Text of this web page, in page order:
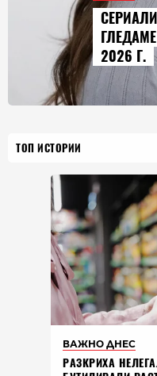
AUDI
ТОП ИСТОРИИ
ВАЖНО ДНЕС
РАЗКРИХА